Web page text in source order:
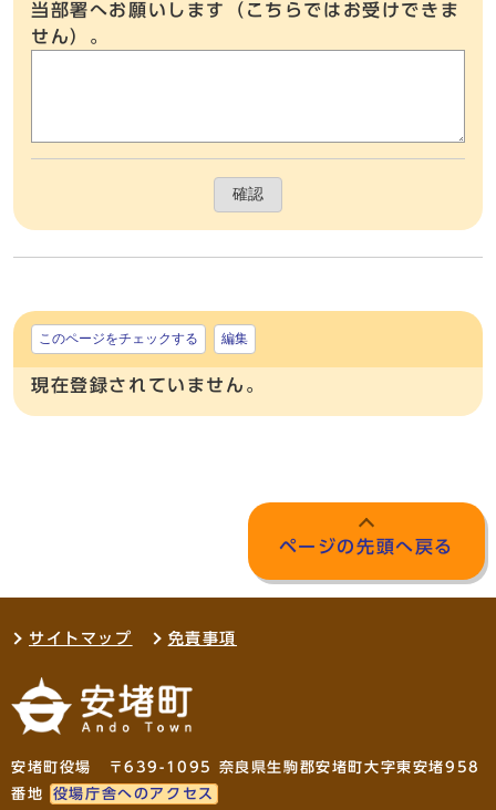
当部署へお願いします（こちらではお受けできま
せん）。
確認
このページをチェックする 編集
現在登録されていません。
ページの先頭へ戻る
サイトマップ 免責事項
安堵町役場 〒639-1095 奈良県生駒郡安堵町大字東安堵958
番地
役場庁舎へのアクセス